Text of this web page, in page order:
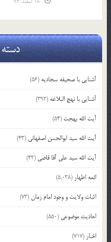
آشنایی با صحیفه سجادیه (56)
آشنایی با نهج البلاغه (392)
آیت الله بهجت (54)
آیت الله سید ابوالحسن اصفهانی (43)
آیت الله سید علی آقا قاضی (42)
ائمه اطهار (5,038)
اثبات ولایت و وجود امام زمان(73)
احادیث موضوعی (550)
اخبار (717)